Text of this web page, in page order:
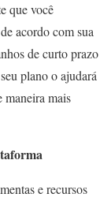
que você
acordo com sua
de curto prazo
plano o ajudará
maneira mais
e recursos